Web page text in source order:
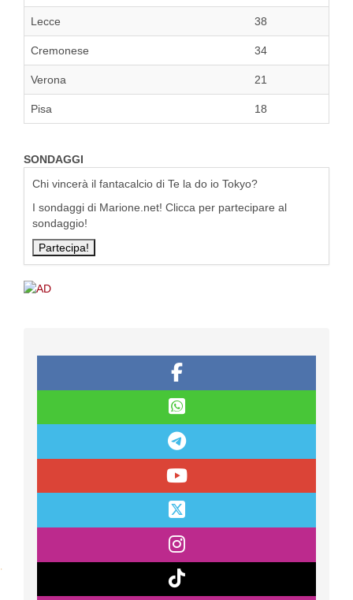
Lecce 38
Cremonese 34
Verona 21
Pisa 18
SONDAGGI
Chi vincerà il fantacalcio di Te la do io Tokyo?
I sondaggi di Marione.net! Clicca per partecipare al
sondaggio!